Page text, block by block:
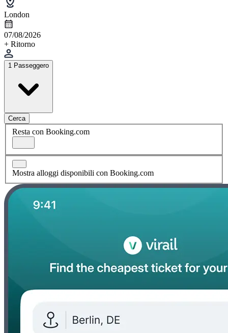
London
07/08/2026
+ Ritorno
1 Passeggero
Cerca
Resta con Booking.com
Mostra alloggi disponibili con Booking.com